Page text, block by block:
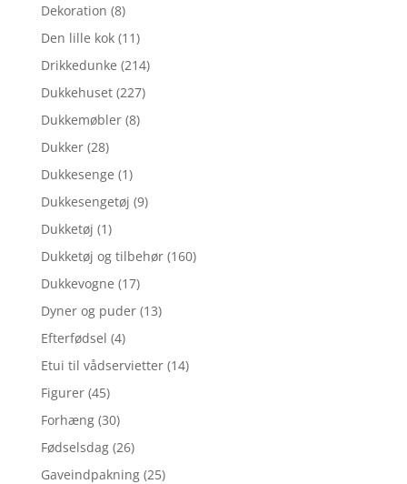
Dekoration (8)
Den lille kok (11)
Drikkedunke (214)
Dukkehuset (227)
Dukkemøbler (8)
Dukker (28)
Dukkesenge (1)
Dukkesengetøj (9)
Dukketøj (1)
Dukketøj og tilbehør (160)
Dukkevogne (17)
Dyner og puder (13)
Efterfødsel (4)
Etui til vådservietter (14)
Figurer (45)
Forhæng (30)
Fødselsdag (26)
Gaveindpakning (25)